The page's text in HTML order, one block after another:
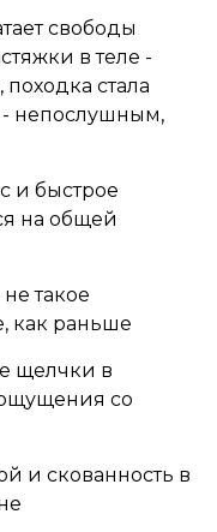
свободы
в теле -
стала
- непослушным,
и быстрое
на общей
такое
как раньше
щелчки в
со
и скованность в